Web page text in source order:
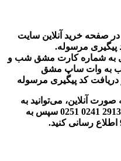
صفحه خرید آنلاین سایت
مرسوله.
به شماره کارت مشق شب و
به وات ساپ مشق
دریافت کد پیگیری مرسوله
آنلاین، می‌توانید به
2913
0241
0251 سپس به
اطلاع رسانی کنید.